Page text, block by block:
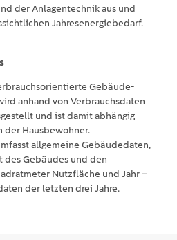
der Anlagentechnik aus und
Jahresenergiebedarf.
Gebäude-
anhand von Verbrauchsdaten
und ist damit abhängig
der Hausbewohner.
allgemeine Gebäudedaten,
Gebäudes und den
Nutzfläche und Jahr –
der letzten drei Jahre.